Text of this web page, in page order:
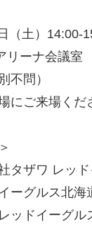
（土）14:00-
リーナ会議室
不問）
来場くだ
タザワ レッ
ーグルス北海
ッドイーグル